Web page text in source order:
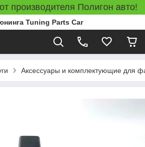
производителя Полигон авто!
Tuning Parts Car
Аксессуары и комплектующие для